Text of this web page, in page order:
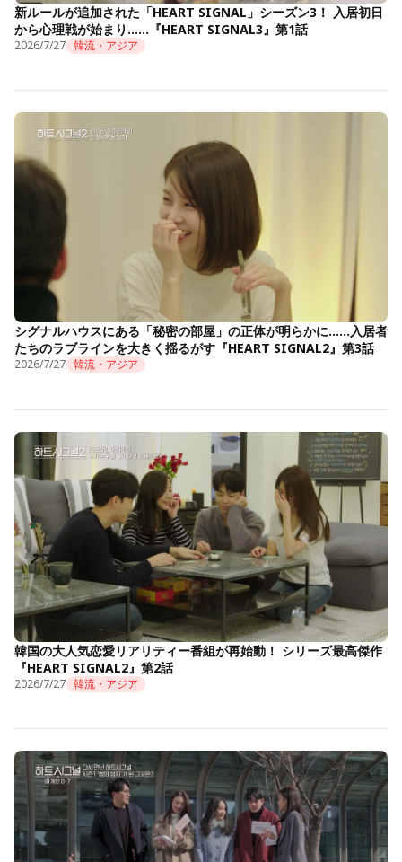
新ルールが追加された「HEART SIGNAL」シーズン3！ 入居初日
から心理戦が始まり……『HEART SIGNAL3』第1話
2026/7/27 韓流・アジア
シグナルハウスにある「秘密の部屋」の正体が明らかに……入居者
たちのラブラインを大きく揺るがす『HEART SIGNAL2』第3話
2026/7/27 韓流・アジア
韓国の大人気恋愛リアリティー番組が再始動！ シリーズ最高傑作
『HEART SIGNAL2』第2話
2026/7/27 韓流・アジア